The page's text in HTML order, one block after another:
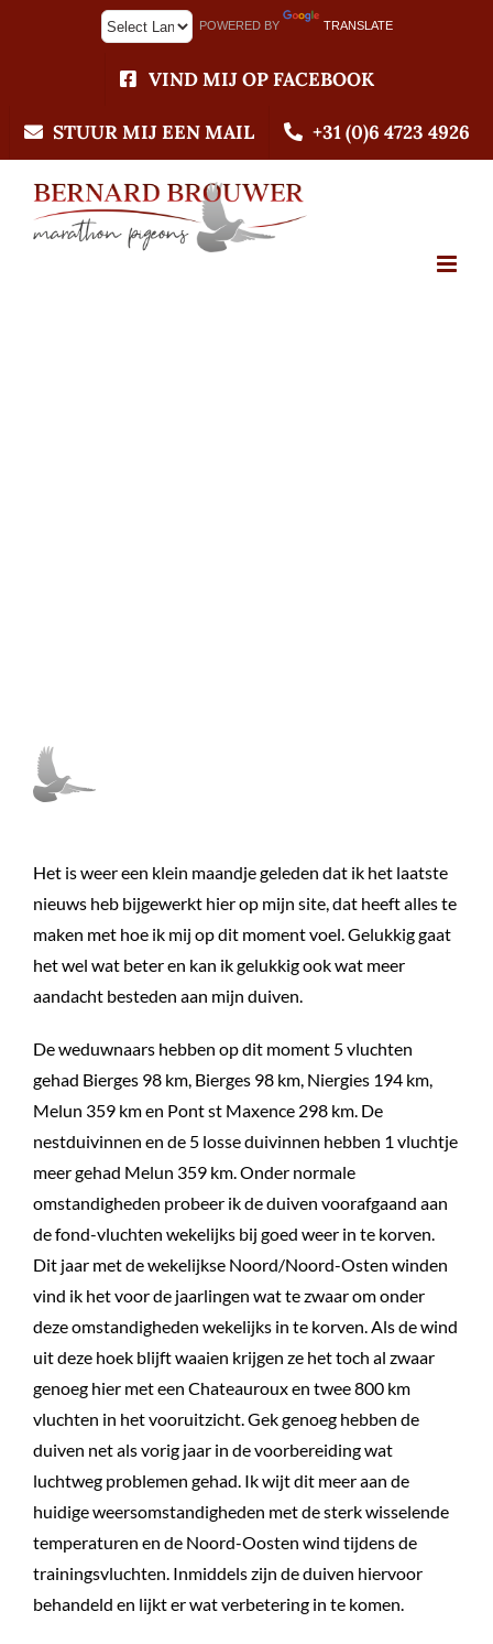
POWERED BY TRANSLATE
VIND MIJ OP FACEBOOK
STUUR MIJ EEN MAIL +31 (0)6 4723 4926
Het is weer een klein maandje geleden dat ik het laatste
nieuws heb bijgewerkt hier op mijn site, dat heeft alles te
maken met hoe ik mij op dit moment voel. Gelukkig gaat
het wel wat beter en kan ik gelukkig ook wat meer
aandacht besteden aan mijn duiven.
De weduwnaars hebben op dit moment 5 vluchten
gehad Bierges 98 km, Bierges 98 km, Niergies 194 km,
Melun 359 km en Pont st Maxence 298 km. De
nestduivinnen en de 5 losse duivinnen hebben 1 vluchtje
meer gehad Melun 359 km. Onder normale
omstandigheden probeer ik de duiven voorafgaand aan
de fond-vluchten wekelijks bij goed weer in te korven.
Dit jaar met de wekelijkse Noord/Noord-Osten winden
vind ik het voor de jaarlingen wat te zwaar om onder
deze omstandigheden wekelijks in te korven. Als de wind
uit deze hoek blijft waaien krijgen ze het toch al zwaar
genoeg hier met een Chateauroux en twee 800 km
vluchten in het vooruitzicht. Gek genoeg hebben de
duiven net als vorig jaar in de voorbereiding wat
luchtweg problemen gehad. Ik wijt dit meer aan de
huidige weersomstandigheden met de sterk wisselende
temperaturen en de Noord-Oosten wind tijdens de
trainingsvluchten. Inmiddels zijn de duiven hiervoor
behandeld en lijkt er wat verbetering in te komen.